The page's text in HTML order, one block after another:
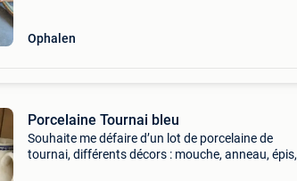
Ophalen
Porcelaine Tournai bleu
Souhaite me défaire d’un lot de porcelaine de
tournai, différents décors : mouche, anneau, épis,